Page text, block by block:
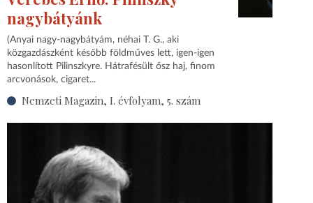
nagybátyánk
(Anyai nagy-nagybátyám, néhai T. G., aki
közgazdászként később földműves lett, igen-igen
hasonlított Pilinszkyre. Hátrafésült ősz haj, finom
arcvonások, cigaret...
Nemzeti Magazin, I. évfolyam, 5. szám